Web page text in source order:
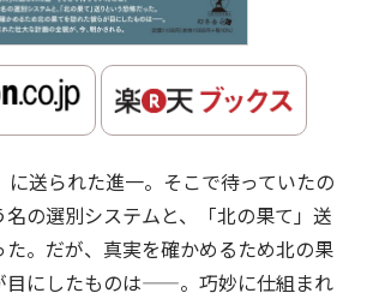
に送られた進一。そこで待っていたの
の選別システムと、「北の果て」送
た。だが、真実を確かめるため北の果
目にしたものは——。巧妙に仕組まれ